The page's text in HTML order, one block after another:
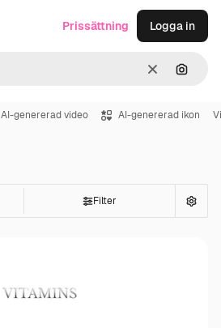
RensaSök
Prissättning Logga in
AI-genererad video AI-genererad ikon
Filter